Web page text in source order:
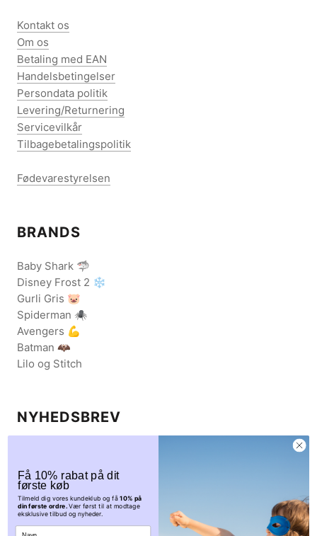
Kontakt os
Om os
Betaling med EAN
Handelsbetingelser
Persondata politik
Levering/Returnering
Servicevilkår
Tilbagebetalingspolitik
Fødevarestyrelsen
BRANDS
Baby Shark 🦈
Disney Frost 2 ❄️
Gurli Gris 🐷
Spiderman 🕷️
Avengers 💪
Batman 🦇
Lilo og Stitch
NYHEDSBREV
Få eksklusive rabatkoder og nys om udsalgskampagner.
Tilmeld dig vores nyhedsbrev her.
Få 10% rabat på dit
første køb
Tilmeld dig vores kundeklub og få10% på
din første ordre.Vær først til at modtage
eksklusive tilbud og nyheder.